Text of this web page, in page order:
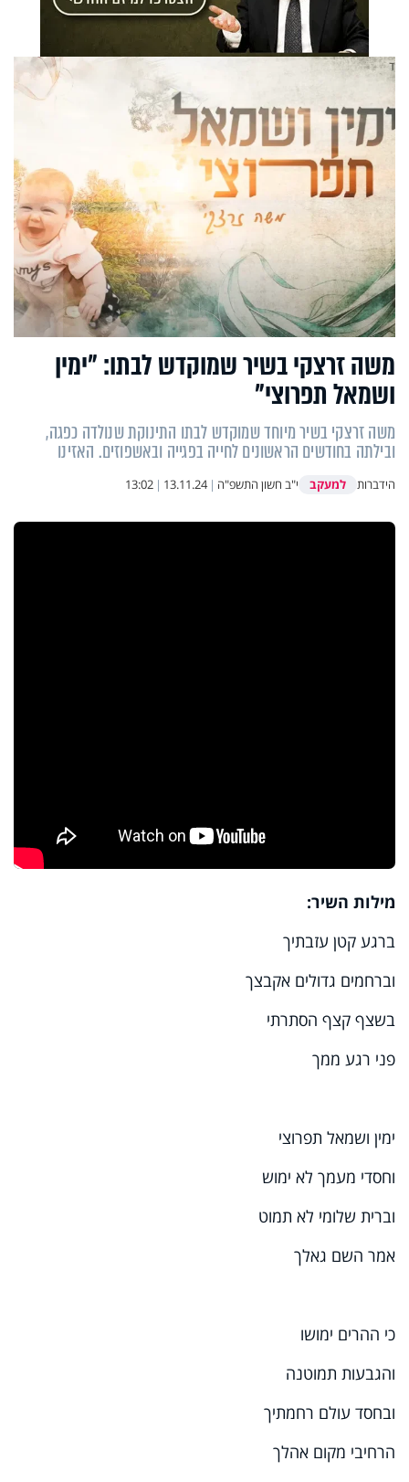
משה זרצקי בשיר שמוקדש לבתו: "ימין
ושמאל תפרוצי"
משה זרצקי בשיר מיוחד שמוקדש לבתו התינוקת שנולדה כפגה,
ובילתה בחודשים הראשונים לחייה בפגייה ובאשפוזים. האזינו
הידברות למעקב י"ב חשון התשפ"ה |
13.11.24
|
13:02
מילות השיר:
ברגע קטן עזבתיך
וברחמים גדולים אקבצך
בשצף קצף הסתרתי
פני רגע ממך
ימין ושמאל תפרוצי
וחסדי מעמך לא ימוש
וברית שלומי לא תמוט
אמר השם גאלך
כי ההרים ימושו
והגבעות תמוטנה
ובחסד עולם רחמתיך
הרחיבי מקום אהלך